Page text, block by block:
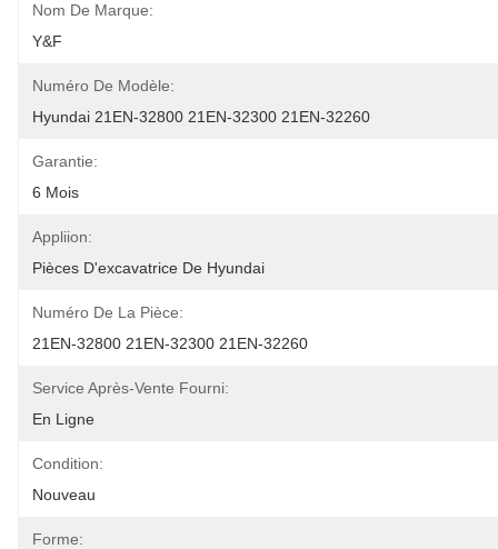
Nom De Marque:
Y&F
Numéro De Modèle:
Hyundai 21EN-32800 21EN-32300 21EN-32260
Garantie:
6 Mois
Appliion:
Pièces D'excavatrice De Hyundai
Numéro De La Pièce:
21EN-32800 21EN-32300 21EN-32260
Service Après-Vente Fourni:
En Ligne
Condition:
Nouveau
Forme: